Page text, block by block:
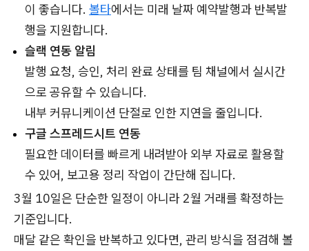
이 좋습니다. 볼타에서는 미래 날짜 예약발행과 반복발
행을 지원합니다.
슬랙 연동 알림
발행 요청, 승인, 처리 완료 상태를 팀 채널에서 실시간
으로 공유할 수 있습니다.
내부 커뮤니케이션 단절로 인한 지연을 줄입니다.
구글 스프레드시트 연동
필요한 데이터를 빠르게 내려받아 외부 자료로 활용할
수 있어, 보고용 정리 작업이 간단해 집니다.
3월 10일은 단순한 일정이 아니라 2월 거래를 확정하는
기준입니다.
매달 같은 확인을 반복하고 있다면, 관리 방식을 점검해 볼